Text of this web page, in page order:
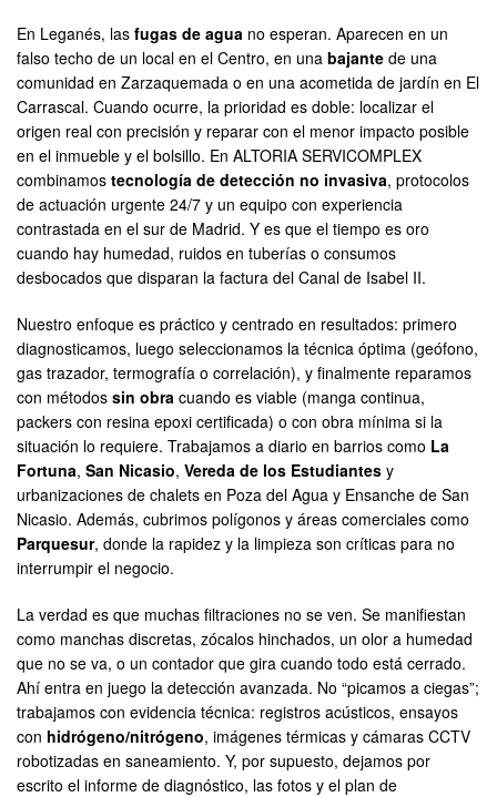
En Leganés, las fugas de agua no esperan. Aparecen en un
falso techo de un local en el Centro, en una bajante de una
comunidad en Zarzaquemada o en una acometida de jardín en El
Carrascal. Cuando ocurre, la prioridad es doble: localizar el
origen real con precisión y reparar con el menor impacto posible
en el inmueble y el bolsillo. En ALTORIA SERVICOMPLEX
combinamos tecnología de detección no invasiva, protocolos
de actuación urgente 24/7 y un equipo con experiencia
contrastada en el sur de Madrid. Y es que el tiempo es oro
cuando hay humedad, ruidos en tuberías o consumos
desbocados que disparan la factura del Canal de Isabel II.
Nuestro enfoque es práctico y centrado en resultados: primero
diagnosticamos, luego seleccionamos la técnica óptima (geófono,
gas trazador, termografía o correlación), y finalmente reparamos
con métodos sin obra cuando es viable (manga continua,
packers con resina epoxi certificada) o con obra mínima si la
situación lo requiere. Trabajamos a diario en barrios como La
Fortuna, San Nicasio, Vereda de los Estudiantes y
urbanizaciones de chalets en Poza del Agua y Ensanche de San
Nicasio. Además, cubrimos polígonos y áreas comerciales como
Parquesur, donde la rapidez y la limpieza son críticas para no
interrumpir el negocio.
La verdad es que muchas filtraciones no se ven. Se manifiestan
como manchas discretas, zócalos hinchados, un olor a humedad
que no se va, o un contador que gira cuando todo está cerrado.
Ahí entra en juego la detección avanzada. No “picamos a ciegas”;
trabajamos con evidencia técnica: registros acústicos, ensayos
con hidrógeno/nitrógeno, imágenes térmicas y cámaras CCTV
robotizadas en saneamiento. Y, por supuesto, dejamos por
escrito el informe de diagnóstico, las fotos y el plan de